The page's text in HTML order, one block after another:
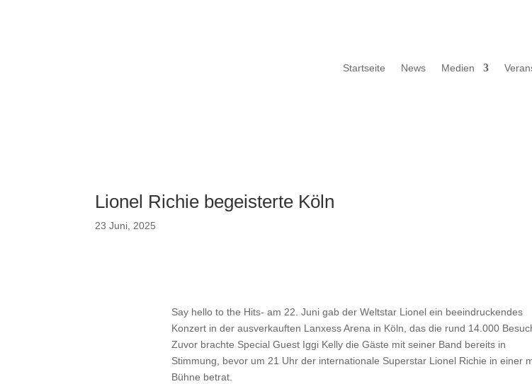
Startseite News Medien
Lionel Richie begeisterte Köln
23 Juni, 2025
Say hello to the Hits- am 22. Juni gab der Weltstar Lionel ein beeindruckendes
Konzert in der ausverkauften Lanxess Arena in Köln, das die rund 14.000
Zuvor brachte Special Guest Iggi Kelly die Gäste mit seiner Band bereits in
Stimmung, bevor um 21 Uhr der internationale Superstar Lionel Richie in einer
Bühne betrat.